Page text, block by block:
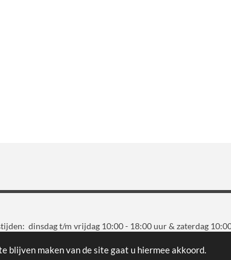
blijven maken van de site gaat u hiermee akkoord.
dinsdag t/m vrijdag 10:00 - 18:00 uur & zaterdag